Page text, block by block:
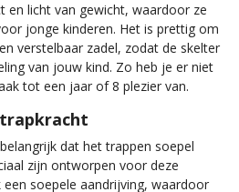
en licht van gewicht, waardoor ze
jonge kinderen. Het is prettig om
verstelbaar zadel, zodat de skelter
van jouw kind. Zo heb je er niet
tot een jaar of 8 plezier van.
dat het trappen soepel
zijn ontworpen voor deze
soepele aandrijving, waardoor